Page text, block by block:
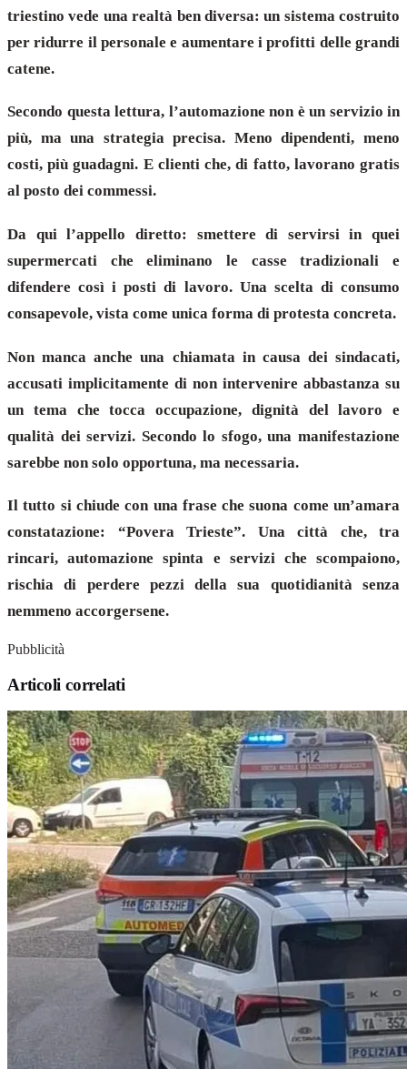
triestino vede una realtà ben diversa: un sistema costruito
per ridurre il personale e aumentare i profitti delle grandi
catene.
Secondo questa lettura, l’automazione non è un servizio in
più, ma una strategia precisa. Meno dipendenti, meno
costi, più guadagni. E clienti che, di fatto, lavorano gratis
al posto dei commessi.
Da qui l’appello diretto: smettere di servirsi in quei
supermercati che eliminano le casse tradizionali e
difendere così i posti di lavoro. Una scelta di consumo
consapevole, vista come unica forma di protesta concreta.
Non manca anche una chiamata in causa dei sindacati,
accusati implicitamente di non intervenire abbastanza su
un tema che tocca occupazione, dignità del lavoro e
qualità dei servizi. Secondo lo sfogo, una manifestazione
sarebbe non solo opportuna, ma necessaria.
Il tutto si chiude con una frase che suona come un’amara
constatazione: “Povera Trieste”. Una città che, tra
rincari, automazione spinta e servizi che scompaiono,
rischia di perdere pezzi della sua quotidianità senza
nemmeno accorgersene.
Pubblicità
Articoli correlati